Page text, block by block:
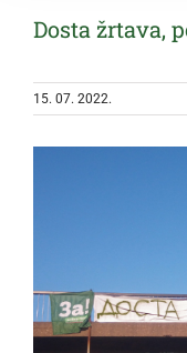
Dosta žrtava,
15. 07. 2022.